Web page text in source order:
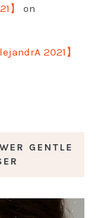
】
on
2021】
GENTLE